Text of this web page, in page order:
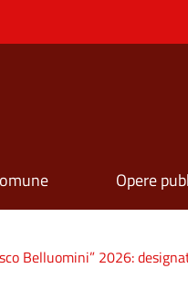
Opere
Belluomini” 2026: